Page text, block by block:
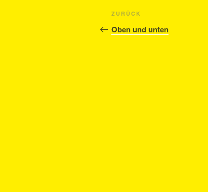
Beitragsnavigation
Vorheriger
Beitrag
ZURÜCK
Oben und unten